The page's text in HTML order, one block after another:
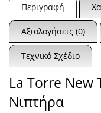
Περιγραφή
Αξιολογήσεις (0)
Τεχνικό Σχέδιο
La Torre New
Νιπτήρα